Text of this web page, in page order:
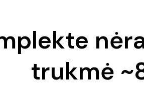
trukmė